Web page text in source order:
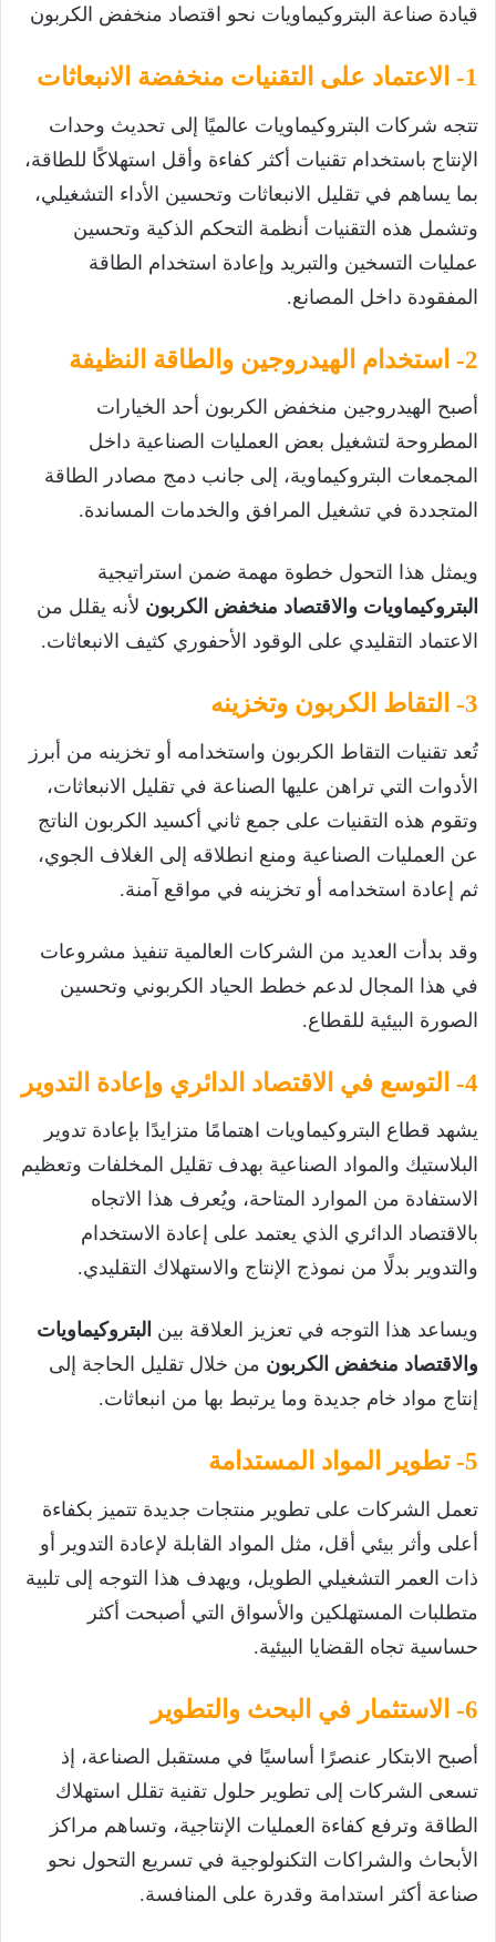
قيادة صناعة البتروكيماويات نحو اقتصاد منخفض الكربون
1- الاعتماد على التقنيات منخفضة الانبعاثات
تتجه شركات البتروكيماويات عالميًا إلى تحديث وحدات
الإنتاج باستخدام تقنيات أكثر كفاءة وأقل استهلاكًا للطاقة،
بما يساهم في تقليل الانبعاثات وتحسين الأداء التشغيلي،
وتشمل هذه التقنيات أنظمة التحكم الذكية وتحسين
عمليات التسخين والتبريد وإعادة استخدام الطاقة
المفقودة داخل المصانع.
2- استخدام الهيدروجين والطاقة النظيفة
أصبح الهيدروجين منخفض الكربون أحد الخيارات
المطروحة لتشغيل بعض العمليات الصناعية داخل
المجمعات البتروكيماوية، إلى جانب دمج مصادر الطاقة
المتجددة في تشغيل المرافق والخدمات المساندة.
ويمثل هذا التحول خطوة مهمة ضمن استراتيجية
البتروكيماويات والاقتصاد منخفض الكربون لأنه يقلل من
الاعتماد التقليدي على الوقود الأحفوري كثيف الانبعاثات.
3- التقاط الكربون وتخزينه
تُعد تقنيات التقاط الكربون واستخدامه أو تخزينه من أبرز
الأدوات التي تراهن عليها الصناعة في تقليل الانبعاثات،
وتقوم هذه التقنيات على جمع ثاني أكسيد الكربون الناتج
عن العمليات الصناعية ومنع انطلاقه إلى الغلاف الجوي،
ثم إعادة استخدامه أو تخزينه في مواقع آمنة.
وقد بدأت العديد من الشركات العالمية تنفيذ مشروعات
في هذا المجال لدعم خطط الحياد الكربوني وتحسين
الصورة البيئية للقطاع.
4- التوسع في الاقتصاد الدائري وإعادة التدوير
يشهد قطاع البتروكيماويات اهتمامًا متزايدًا بإعادة تدوير
البلاستيك والمواد الصناعية بهدف تقليل المخلفات وتعظيم
الاستفادة من الموارد المتاحة، ويُعرف هذا الاتجاه
بالاقتصاد الدائري الذي يعتمد على إعادة الاستخدام
والتدوير بدلًا من نموذج الإنتاج والاستهلاك التقليدي.
ويساعد هذا التوجه في تعزيز العلاقة بين البتروكيماويات
والاقتصاد منخفض الكربون من خلال تقليل الحاجة إلى
إنتاج مواد خام جديدة وما يرتبط بها من انبعاثات.
5- تطوير المواد المستدامة
تعمل الشركات على تطوير منتجات جديدة تتميز بكفاءة
أعلى وأثر بيئي أقل، مثل المواد القابلة لإعادة التدوير أو
ذات العمر التشغيلي الطويل، ويهدف هذا التوجه إلى تلبية
متطلبات المستهلكين والأسواق التي أصبحت أكثر
حساسية تجاه القضايا البيئية.
6- الاستثمار في البحث والتطوير
أصبح الابتكار عنصرًا أساسيًا في مستقبل الصناعة، إذ
تسعى الشركات إلى تطوير حلول تقنية تقلل استهلاك
الطاقة وترفع كفاءة العمليات الإنتاجية، وتساهم مراكز
الأبحاث والشراكات التكنولوجية في تسريع التحول نحو
صناعة أكثر استدامة وقدرة على المنافسة.